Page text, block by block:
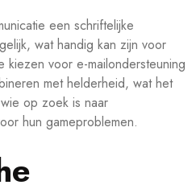
een schriftelijke
wat handig kan zijn voor
voor e-mailondersteuning
met helderheid, wat het
op zoek is naar
hun gameproblemen.